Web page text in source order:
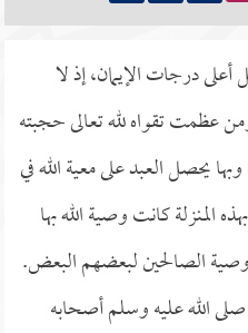
درجات الإيمان، إذ لا
عظمت تقواه لله تعالى حجبته
يحصل العبد على معية الله في
المنزلة كانت وصية الله بها
الصالحين لبعضهم البعض.
الله عليه وسلم أصحابه